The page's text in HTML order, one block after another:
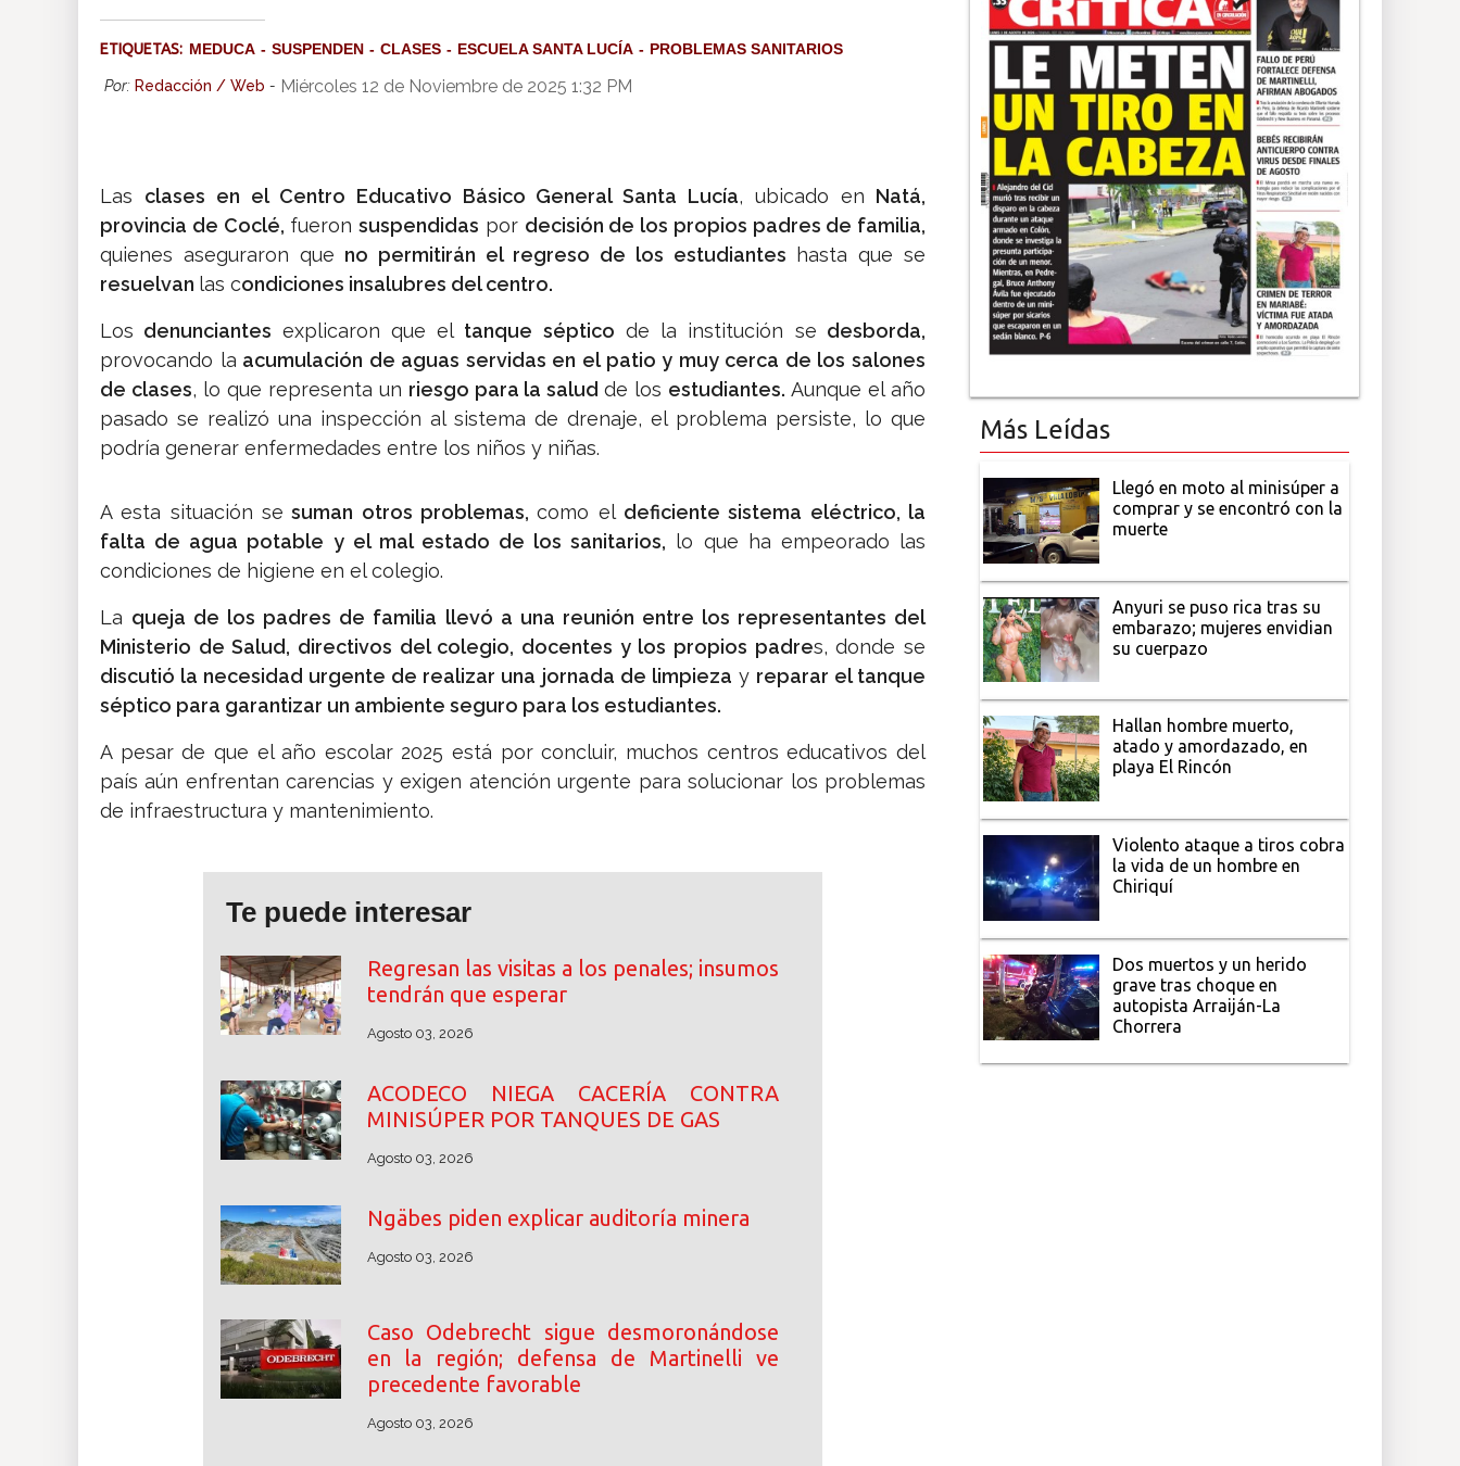
ETIQUETAS: MEDUCA SUSPENDEN CLASES ESCUELA SANTA LUCÍA PROBLEMAS SANITARIOS
Por: Redacción / Web - Miércoles 12 de Noviembre de 2025 1:32 PM
Las clases en el Centro Educativo Básico General Santa Lucía, ubicado en Natá,
provincia de Coclé, fueron suspendidas por decisión de los propios padres de familia,
quienes aseguraron que no permitirán el regreso de los estudiantes
hasta que se
resuelvan las condiciones insalubres del centro.
Los denunciantes explicaron que el tanque séptico de la institución se desborda,
provocando la acumulación de aguas servidas en el patio y muy cerca de los salones
de clases, lo que representa un riesgo para la saludde los estudiantes. Aunque el año
pasado se realizó una inspección al sistema de drenaje, el problema persiste, lo que
podría generar enfermedades entre los niños y niñas.
A esta situación se suman otros problemas,como eldeficiente sistema eléctrico, la
falta de agua potable y el mal estado de los sanitarios, lo que ha empeorado las
condiciones de higiene en el colegio.
La queja de los padres de familia llevó a una reunión entre los representantes del
Ministerio de Salud, directivos del colegio, docentes y los propios padres, donde se
discutió la necesidad urgente de realizar una jornada de limpieza y reparar el tanque
séptico para garantizar un ambiente seguro para los estudiantes.
A pesar de que el año escolar 2025 está por concluir, muchos centros educativos del
país aún enfrentan carencias y exigen atención urgente para solucionar los problemas
de infraestructura y mantenimiento.
Te puede interesar
Regresan las visitas a los penales; insumos
tendrán que esperar
Agosto 03, 2026
ACODECO NIEGA CACERÍA CONTRA
MINISÚPER POR TANQUES DE GAS
Agosto 03, 2026
Ngäbes piden explicar auditoría minera
Agosto 03, 2026
Caso Odebrecht sigue desmoronándose
en la región; defensa de Martinelli ve
precedente favorable
Agosto 03, 2026
Más Leídas
Llegó en moto al minisúper a
comprar y se encontró con la
muerte
Anyuri se puso rica tras su
embarazo; mujeres envidian
su cuerpazo
Hallan hombre muerto,
atado y amordazado, en
playa El Rincón
Violento ataque a tiros cobra
la vida de un hombre en
Chiriquí
Dos muertos y un herido
grave tras choque en
autopista Arraiján-La
Chorrera